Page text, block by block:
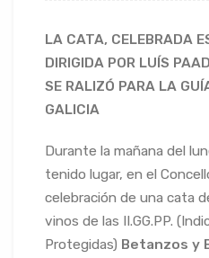
LA CATA, CELEBRADA
DIRIGIDA POR LUÍS
SE RALIZÓ PARA LA
GALICIA
Durante la mañana del
tenido lugar, en el
celebración de una cata
vinos de las II.GG.PP.
Protegidas) Betanzos y